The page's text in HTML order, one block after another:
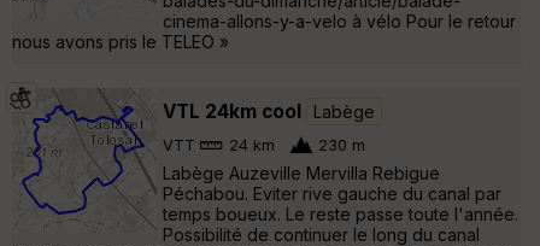
cinema-allons-y-a-velo à vélo Pour le retour
nous avons pris le TELEO »
VTL 24km cool Labège
VTT 24 km 230 m
Labège Auzeville Mervilla Rebigue
Péchabou. Eviter rive gauche du canal par
temps boueux. Le reste passe toute l'année.
Possibilité de continuer le long du canal